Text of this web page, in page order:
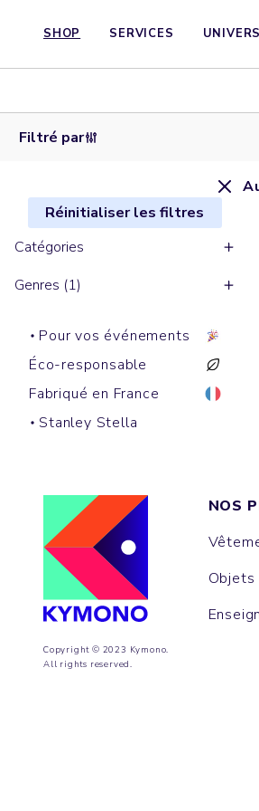
SHOP SERVICES UNIVERS
Filtré par
Réinitialiser les filtres
Catégories
Genres (1)
Pour vos événements
Éco-responsable
Fabriqué en France
Stanley Stella
Copyright © 2023 Kymono.
All rights reserved.
NOS
Objets